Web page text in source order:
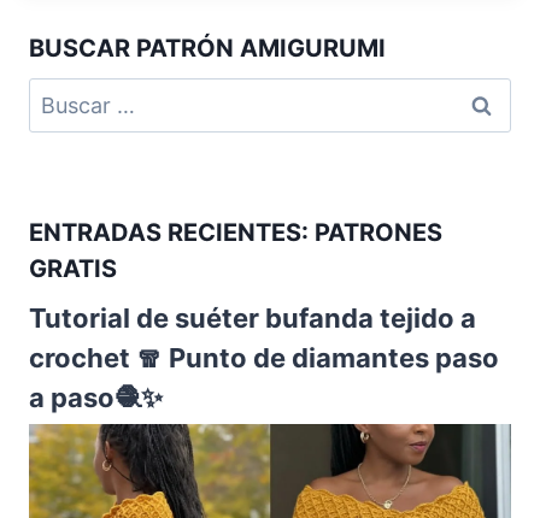
BUSCAR PATRÓN AMIGURUMI
ENTRADAS RECIENTES: PATRONES
GRATIS
Tutorial de suéter bufanda tejido a
crochet 🧣 Punto de diamantes paso
a paso🧶✨